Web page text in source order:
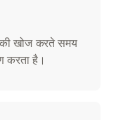
की खोज करते समय
करता है।